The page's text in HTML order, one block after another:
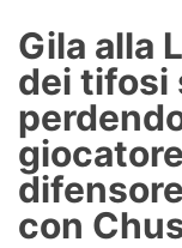
Formello
Infortuni
Primavera
Gila alla
dei tifosi
con